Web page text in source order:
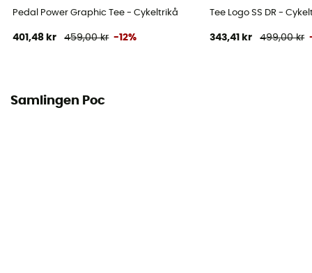
Material
Pedal Power Graphic Tee - Cykeltrikå
401,48 kr 459,00 kr -12%
Tee Logo SS DR -
343,41 kr 499,00 kr
Samlingen Poc